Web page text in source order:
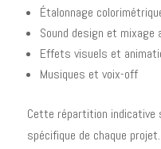
Étalonnage
Sound design et mixage
Effets visuels et
Musiques et voix-off
Cette répartition indicative
spécifique de chaque projet.